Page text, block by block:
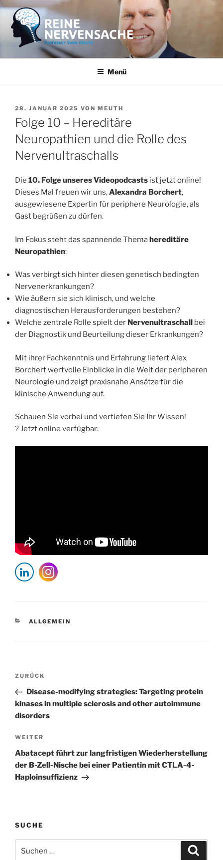
Zum
Inhalt
springen
REINE NERVENSACHE
Professor Sven Meuth
Menü
VERÖFFENTLICHT
AM
28. JANUAR 2025 VON MEUTH
Folge 10 – Hereditäre
Neuropathien und die Rolle des
Nervenultraschalls
Die 10. Folge unseres Videopodcasts ist jetzt online!
Dieses Mal freuen wir uns,Alexandra Borchert,
ausgewiesene Expertin für periphere Neurologie, als
Gast begrüßen zu dürfen.
Im Fokus steht das spannende Themahereditäre
Neuropathien:
Was verbirgt sich hinter diesen genetisch bedingten
Nervenerkrankungen?
Wie äußern sie sich klinisch, und welche
diagnostischen Herausforderungen bestehen?
Welche zentrale Rolle spielt der Nervenultraschall bei
der Diagnostik und Beurteilung dieser Erkrankungen?
Mit ihrer Fachkenntnis und Erfahrung liefert Alex
Borchert wertvolle Einblicke in die Welt der peripheren
Neurologie und zeigt praxisnahe Ansätze für die
klinische Anwendung auf.
Schauen Sie vorbei und vertiefen Sie Ihr Wissen!
? Jetzt online verfügbar:
KATEGORIEN
ALLGEMEIN
Beitragsnavigation
Vorheriger
Beitrag
ZURÜCK
Disease-modifying strategies: Targeting protein
kinases in multiple sclerosis and other autoimmune
disorders
Nächster
Beitrag
WEITER
Abatacept führt zur langfristigen Wiederherstellung
der B-Zell-Nische bei einer Patientin mit CTLA-4-
Haploinsuffizienz
SUCHE
nach: